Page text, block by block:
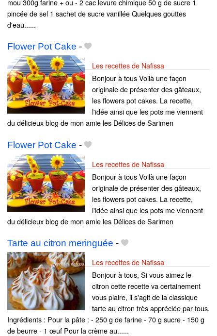
mou 300g farine + ou - 2 cac levure chimique 50 g de sucre 1
pincée de sel 1 sachet de sucre vanillée Quelques gouttes
d'eau......
Flower Pot Cake -
Les recettes de Nafissa
Bonjour à tous Voilà une façon
originale de présenter des gâteaux,
les flowers pot cakes. La recette,
l'idée ainsi que les pots me viennent
du délicieux blog de mon amie les Délices de Sarimen
Flower Pot Cake -
Les recettes de Nafissa
Bonjour à tous Voilà une façon
originale de présenter des gâteaux,
les flowers pot cakes. La recette,
l'idée ainsi que les pots me viennent
du délicieux blog de mon amie les Délices de Sarimen
Tarte au citron meringuée -
Les recettes de Nafissa
Bonjour à tous, Si vous aimez le
citron cette recette va certainement
vous plaire, il s'agit de la classique
tarte au citron très appréciée par tous.
Ingrédients : Pour la pâte : - 250 g de farine - 70 g sucre - 150 g
de beurre - 1 œuf Pour la crème au......